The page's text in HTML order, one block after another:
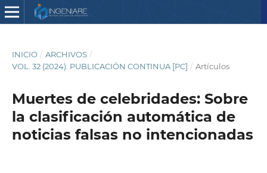
INICIO / ARCHIVOS /
VOL. 32 (2024): PUBLICACIÓN CONTINUA [PC] / Artículos
Muertes de celebridades: Sobre
la clasificación automática de
noticias falsas no intencionadas